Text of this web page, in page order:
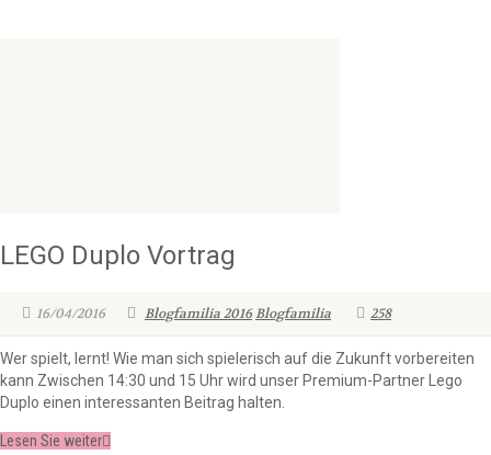
LEGO Duplo Vortrag
16/04/2016 Blogfamilia 2016Blogfamilia 258
Wer spielt, lernt! Wie man sich spielerisch auf die Zukunft vorbereiten
kann Zwischen 14:30 und 15 Uhr wird unser Premium-Partner Lego
Duplo einen interessanten Beitrag halten.
Lesen Sie weiter